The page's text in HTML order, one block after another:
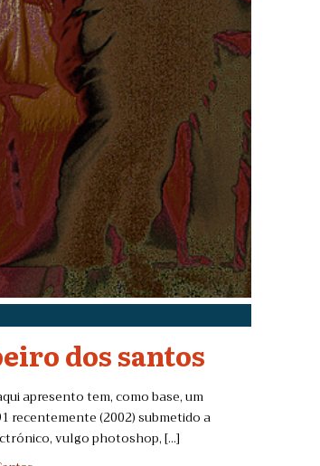
dos santos
apresento tem, como base, um
recentemente (2002) submetido a
vulgo photoshop, [...]